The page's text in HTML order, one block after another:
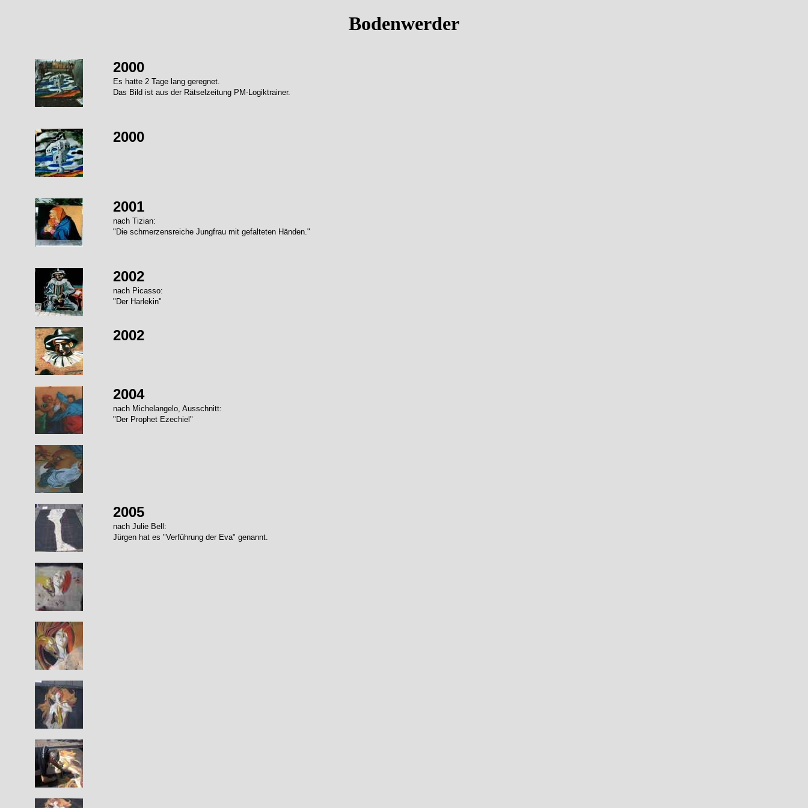
Bodenwerder
2000
Es hatte 2 Tage lang geregnet.
Das Bild ist aus der Rätselzeitung PM-Logiktrainer.
2000
2001
nach Tizian:
"Die schmerzensreiche Jungfrau mit gefalteten Händen."
2002
nach Picasso:
"Der Harlekin"
2002
2004
nach Michelangelo, Ausschnitt:
"Der Prophet Ezechiel"
2005
nach Julie Bell:
Jürgen hat es "Verführung der Eva" genannt.